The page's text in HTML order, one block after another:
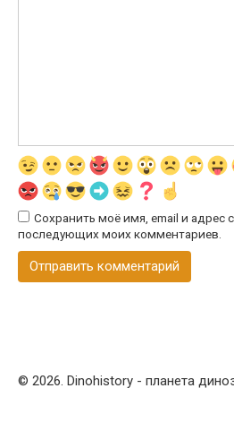
Сохранить моё имя, email и адрес
последующих моих комментариев.
© 2026. Dinohistory - планета